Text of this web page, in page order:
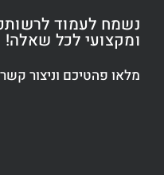
נשמח לעמוד
ומקצועי לכל שאלה!
מלאו פהטיכם וניצור